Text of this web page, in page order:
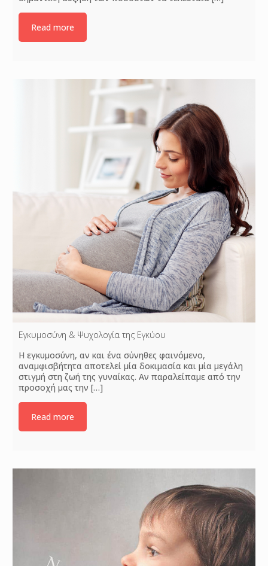
Read more
Εγκυμοσύνη & Ψυχολογία της Εγκύου
Η εγκυμοσύνη, αν και ένα σύνηθες φαινόμενο,
αναμφισβήτητα αποτελεί μία δοκιμασία και μία μεγάλη
στιγμή στη ζωή της γυναίκας. Αν παραλείπαμε από την
προσοχή μας την […]
Read more